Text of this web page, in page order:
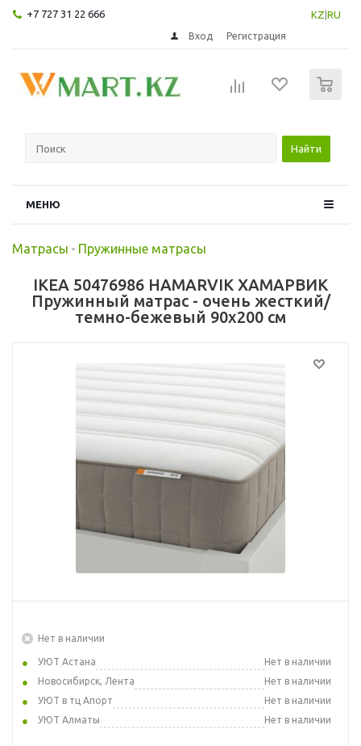
+7 727 31 22 666 KZ RU
Вход Регистрация
Найти
МЕНЮ
Матрасы - Пружинные матрасы
IKEA 50476986 HAMARVIK ХАМАРВИК
Пружинный матрас - очень жесткий/
темно-бежевый 90x200 см
Нет в наличии
УЮТ Астана
Нет в наличии
Новосибирск, Лента
Нет в наличии
УЮТ в тц Апорт
Нет в наличии
УЮТ Алматы
Нет в наличии